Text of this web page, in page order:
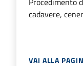
cadavere,
VAI ALLA